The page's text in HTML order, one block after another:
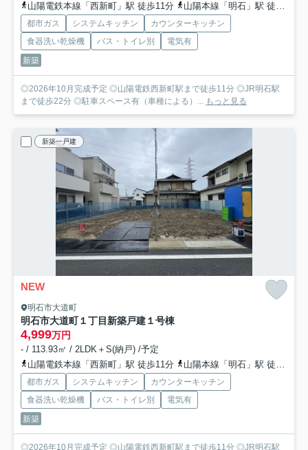
山陽電鉄本線「西新町」駅 徒歩11分
山陽本線「明石」駅 徒歩22分
都市ガス システムキッチン
カウンターキッチン
食器洗い乾燥機
バス・トイレ別
電気有
新築
◎2026年10月完成予定 ◎山陽電鉄西新町駅まで徒歩11分 ◎JR明石駅
まで徒歩22分 ◎駐車スペース有（車種による）... もっと見る
新築一戸建
NEW
明石市大道町
明石市大道町１丁目新築戸建１号棟
4,999万円
- / 113.93㎡ / 2LDK＋S(納戸) /予定
山陽電鉄本線「西新町」駅 徒歩11分
山陽本線「明石」駅 徒歩22分
都市ガス システムキッチン
カウンターキッチン
食器洗い乾燥機
バス・トイレ別
電気有
新築
◎2026年10月完成予定 ◎山陽電鉄西新町駅まで徒歩11分 ◎JR明石駅